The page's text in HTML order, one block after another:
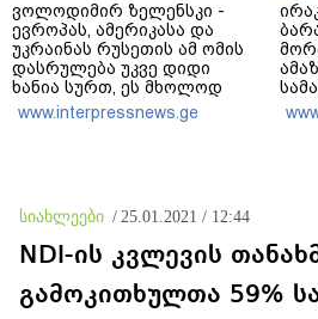
ვოლოდიმირ ზელენსკი -
ევროპას, ამერიკასა და
უკრაინას რუსეთის ამ ომის
დასრულება უკვე დიდი
ხანია სურთ, ეს მხოლოდ
პუტინს არ სურს - მეტი
ზეწოლაა საჭირო
www.interpressnews.ge
სიახლეები / 25.01.2021 / 12:44
NDI-ის კვლევის
გამოკითხულთა 59%